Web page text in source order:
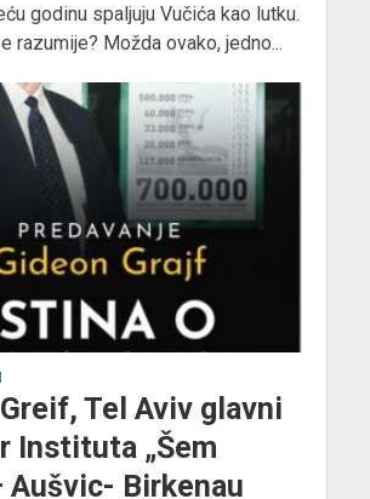
godinu spaljuju Vučića kao lutku.
razumije? Možda ovako, jedno...
Tel Aviv glavni
Instituta „Šem
Aušvic- Birkenau